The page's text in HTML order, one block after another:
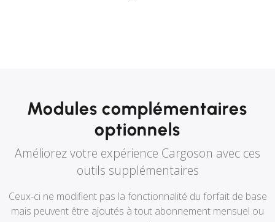
Modules complémentaires
optionnels
Améliorez votre expérience Cargoson avec ces
outils supplémentaires
Ceux-ci ne modifient pas la fonctionnalité du forfait de base
mais peuvent être ajoutés à tout abonnement mensuel ou